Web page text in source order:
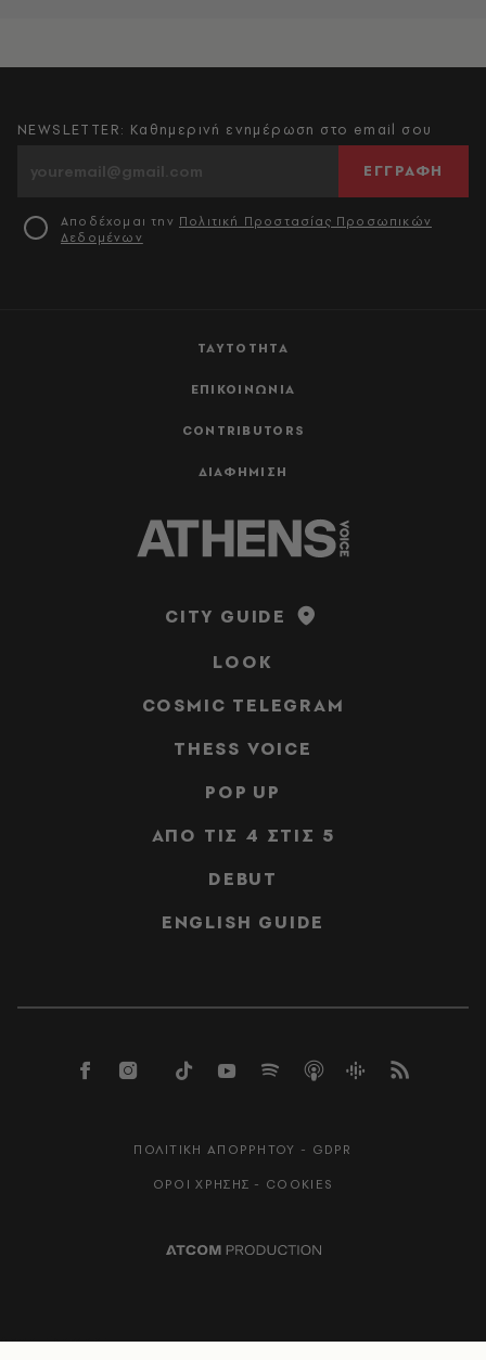
ΤΑΥΤΟΤΗΤΑ
ΕΠΙΚΟΙΝΩΝΙΑ
CONTRIBUTORS
ΔΙΑΦΗΜΙΣΗ
NEWSLETTER: Καθημερινή ενημέρωση στο email σου
ΕΓΓΡΑΦΗ
Αποδέχομαι την Πολιτική Προστασίας Προσωπικών
Δεδομένων
CITY GUIDE
LOOK
COSMIC TELEGRAM
THESS VOICE
POP UP
ΑΠΟ ΤΙΣ 4 ΣΤΙΣ 5
DEBUT
ENGLISH GUIDE
ΠΟΛΙΤΙΚΗ ΑΠΟΡΡΗΤΟΥ - GDPR
ΟΡΟΙ ΧΡΗΣΗΣ - COOKIES